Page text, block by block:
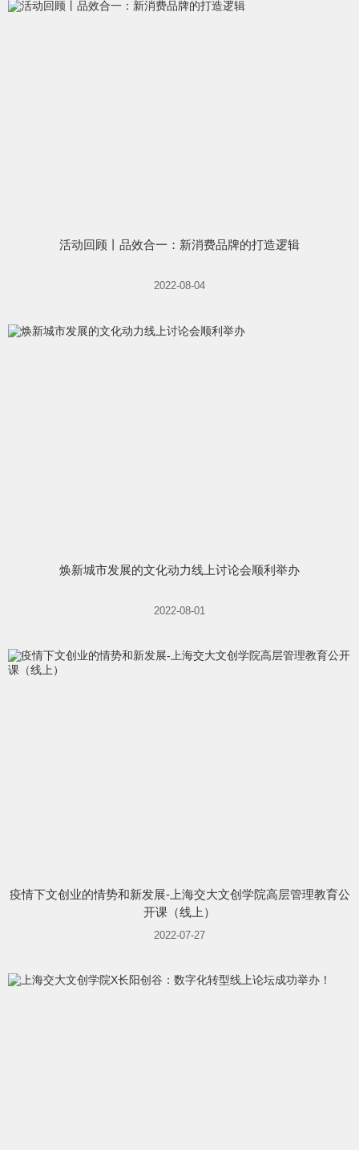
活动回顾丨品效合一：新消费品牌的打造逻辑
2022-08-04
焕新城市发展的文化动力线上讨论会顺利举办
2022-08-01
疫情下文创业的情势和新发展-上海交大文创学院高层管理教育公
开课（线上）
2022-07-27